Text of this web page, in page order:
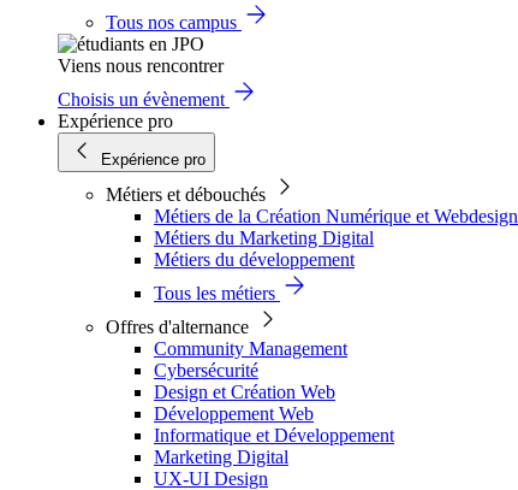
Tous nos campus
Viens nous rencontrer
Choisis un évènement
Expérience pro
Expérience pro
Métiers et débouchés
Métiers de la Création Numérique et Webdesign
Métiers du Marketing Digital
Métiers du développement
Tous les métiers
Offres d'alternance
Community Management
Cybersécurité
Design et Création Web
Développement Web
Informatique et Développement
Marketing Digital
UX-UI Design